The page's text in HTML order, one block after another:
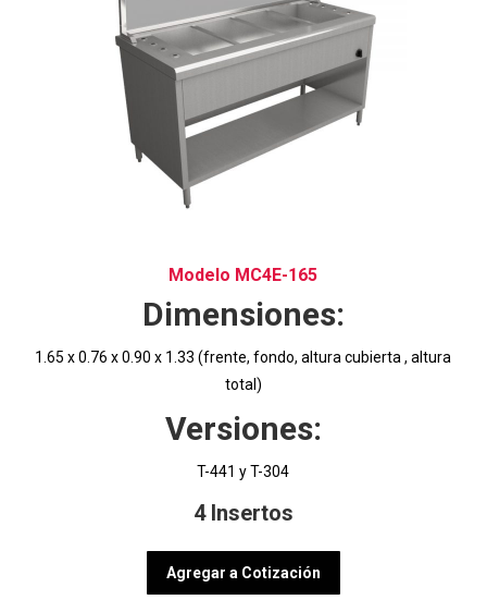
Modelo MC4E-165
Dimensiones:
1.65 x 0.76 x 0.90 x 1.33 (frente, fondo, altura cubierta , altura
total)
Versiones:
T-441 y T-304
4 Insertos
Agregar a Cotización